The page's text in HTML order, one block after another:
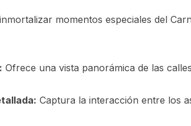
momentos especiales del
Ofrece una vista panorámica de las
Captura la interacción entre los